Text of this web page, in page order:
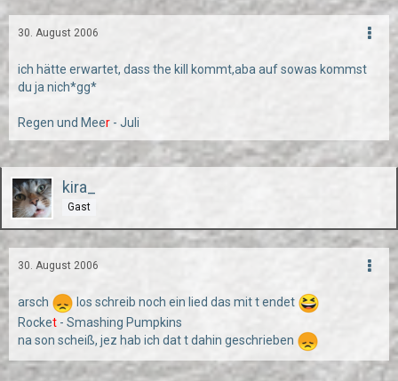
30. August 2006
ich hätte erwartet, dass the kill kommt,aba auf sowas kommst
du ja nich*gg*
Regen und Meer - Juli
kira_
Gast
30. August 2006
arsch
los schreib noch ein lied das mit t endet
Rocket - Smashing Pumpkins
na son scheiß, jez hab ich dat t dahin geschrieben